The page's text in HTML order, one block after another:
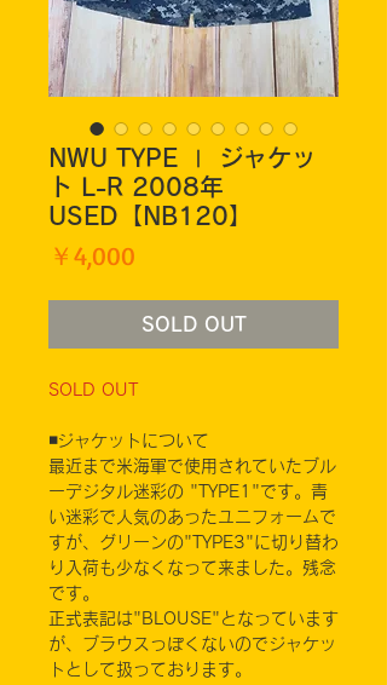
NWU TYPE Ⅰ ジャケッ
ト L-R 2008年
USED【NB120】
￥4,000
SOLD OUT
SOLD OUT
◾️ジャケットについて
最近まで米海軍で使用されていたブル
ーデジタル迷彩の "TYPE1"です。青
い迷彩で人気のあったユニフォームで
すが、グリーンの"TYPE3"に切り替わ
り入荷も少なくなって来ました。残念
です。
正式表記は"BLOUSE"となっています
が、ブラウスっぽくないのでジャケッ
トとして扱っております。